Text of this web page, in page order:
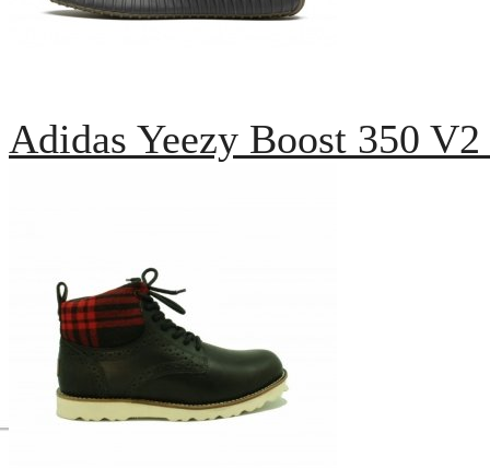
Adidas Yeezy Boost 350